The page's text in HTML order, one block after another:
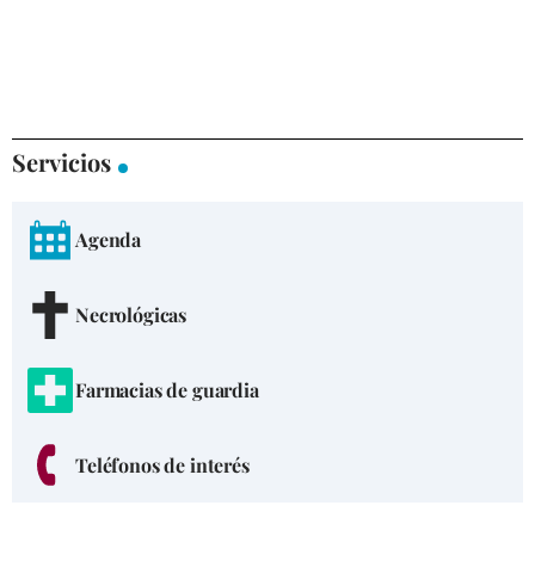
Servicios
Agenda
Necrológicas
Farmacias de guardia
Teléfonos de interés